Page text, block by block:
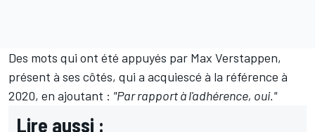
Des mots qui ont été appuyés par Max Verstappen,
présent à ses côtés, qui a acquiescé à la référence à
2020, en ajoutant : "Par rapport à l'adhérence, oui."
Lire aussi :